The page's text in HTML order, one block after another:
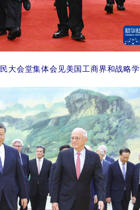
会堂集体会见美国工商界和战略